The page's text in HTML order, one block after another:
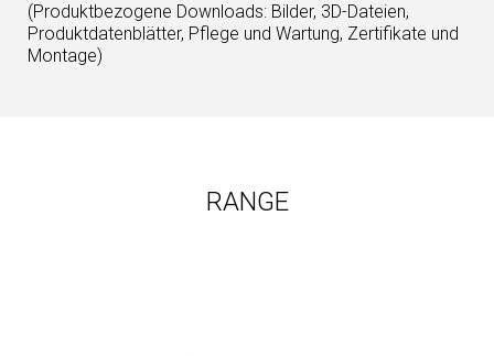
(Produktbezogene Downloads: Bilder, 3D-Dateien,
Produktdatenblätter, Pflege und Wartung, Zertifikate und
Montage)
RANGE